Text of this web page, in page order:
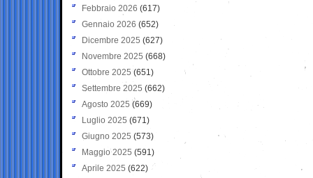
Febbraio 2026 (617)
Gennaio 2026 (652)
Dicembre 2025 (627)
Novembre 2025 (668)
Ottobre 2025 (651)
Settembre 2025 (662)
Agosto 2025 (669)
Luglio 2025 (671)
Giugno 2025 (573)
Maggio 2025 (591)
Aprile 2025 (622)